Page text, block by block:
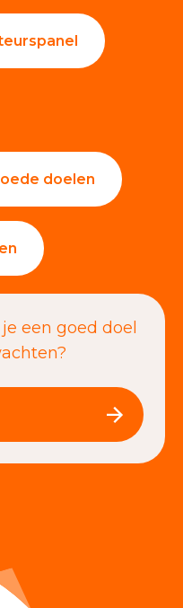
doelen
een goed doel